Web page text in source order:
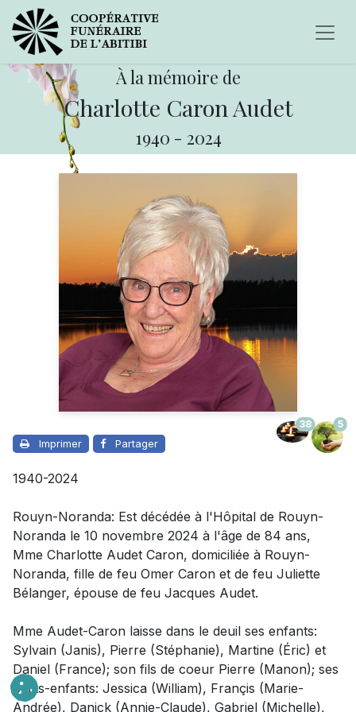
À la mémoire de
Charlotte Caron Audet
1940 - 2024
Imprimer Partager
38 5
1940-2024
Rouyn-Noranda: Est décédée à l'Hôpital de Rouyn-
Noranda le 10 novembre 2024 à l'âge de 84 ans,
Mme Charlotte Audet Caron, domiciliée à Rouyn-
Noranda, fille de feu Omer Caron et de feu Juliette
Bélanger, épouse de feu Jacques Audet.
Mme Audet-Caron laisse dans le deuil ses enfants:
Sylvain (Janis), Pierre (Stéphanie), Martine (Éric) et
Daniel (France); son fils de coeur Pierre (Manon); ses
petits-enfants: Jessica (William), Françis (Marie-
Andrée), Danick (Annie-Claude), Gabriel (Michelle),